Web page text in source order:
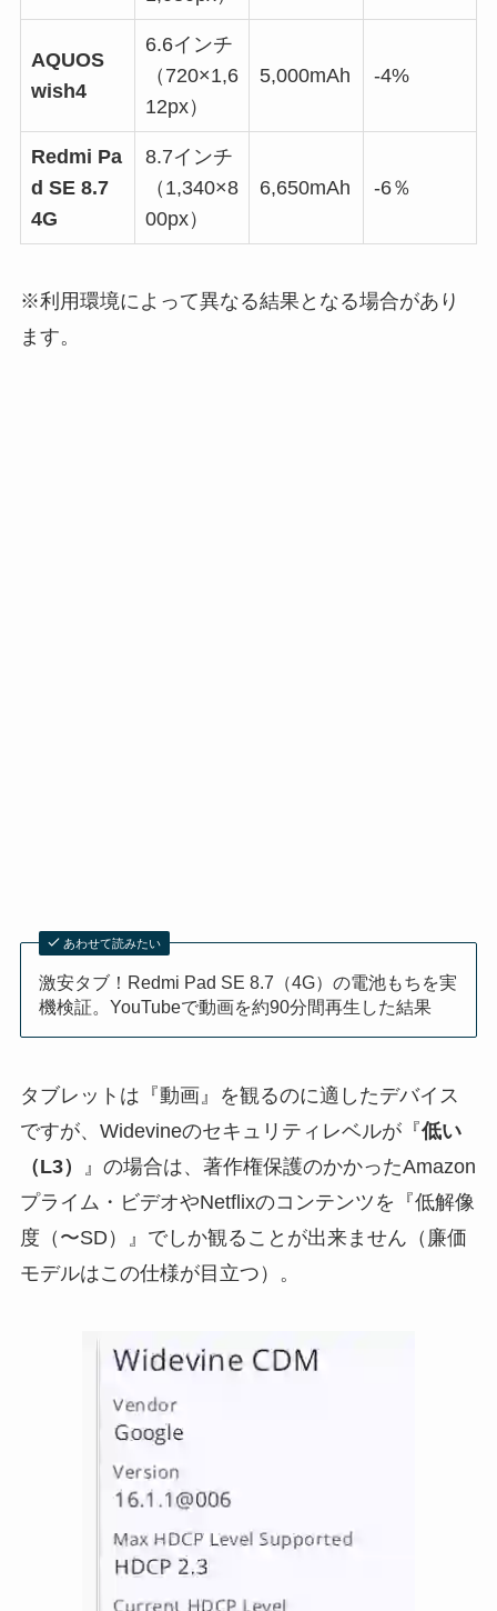
AQUOS
wish4
6.6インチ
（720×1,6
12px）
5,000mAh -4%
Redmi Pa
d SE 8.7
4G
8.7インチ
（1,340×8
00px）
6,650mAh -6％
※利用環境によって異なる結果となる場合があり
ます。
あわせて読みたい
激安タブ！Redmi Pad SE 8.7（4G）の電池もちを実
機検証。YouTubeで動画を約90分間再生した結果
タブレットは『動画』を観るのに適したデバイス
ですが、Widevineのセキュリティレベルが『低い
（L3）
』の場合は、著作権保護のかかったAmazon
プライム・ビデオやNetflixのコンテンツを『低解像
度（〜SD）』でしか観ることが出来ません（廉価
モデルはこの仕様が目立つ）。